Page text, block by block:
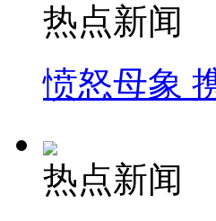
热点新闻
愤怒母象
热点新闻